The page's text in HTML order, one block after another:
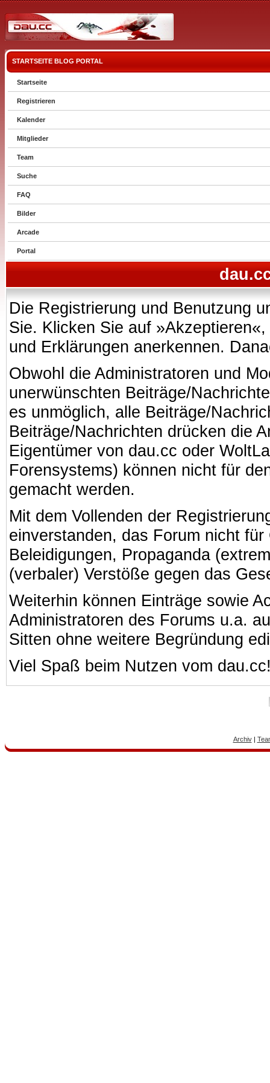
STARTSEITE BLOG PORTAL
Startseite
Registrieren
Kalender
Mitglieder
Team
Suche
FAQ
Bilder
Arcade
Portal
Die Registrierung und Benutzung
Sie. Klicken Sie auf
und Erklärungen anerkennen.
Obwohl die Administratoren und
unerwünschten Beiträge/
es unmöglich, alle Beiträge/
Beiträge/Nachrichten drücken die
Eigentümer von dau.cc oder
Forensystems) können nicht für
gemacht werden.
Mit dem Vollenden der
einverstanden, das Forum nicht
Beleidigungen, Propaganda
(verbaler) Verstöße gegen das
Weiterhin können Einträge sowie
Administratoren des Forums u.a.
Sitten ohne weitere Begründung
Viel Spaß beim Nutzen vom
Archiv|